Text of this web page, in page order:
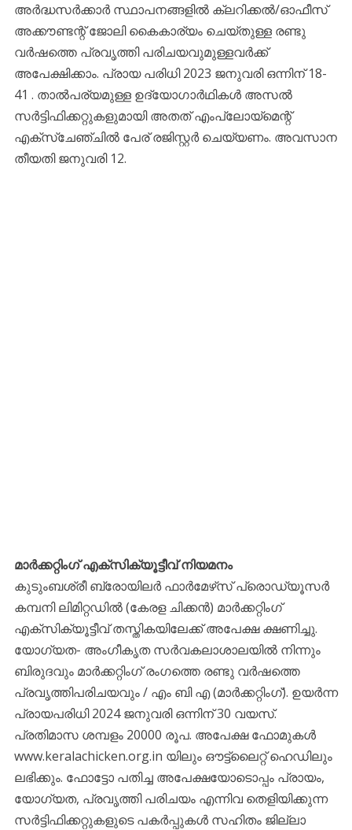
അർദ്ധസർക്കാർ സ്ഥാപനങ്ങളിൽ ക്ലറിക്കൽ/ഓഫീസ്
അക്കൗണ്ടന്റ് ജോലി കൈകാര്യം ചെയ്തുള്ള രണ്ടു
വർഷത്തെ പ്രവൃത്തി പരിചയവുമുള്ളവർക്ക്
അപേക്ഷിക്കാം. പ്രായ പരിധി 2023 ജനുവരി ഒന്നിന് 18-
41 . താൽപര്യമുള്ള ഉദ്യോഗാർഥികൾ അസൽ
സർട്ടിഫിക്കറ്റുകളുമായി അതത് എംപ്ലോയ്‌മെന്റ്
എക്‌സ്‌ചേഞ്ചിൽ പേര് രജിസ്റ്റർ ചെയ്യണം. അവസാന
തീയതി ജനുവരി 12.
മാര്‍ക്കറ്റിംഗ് എക്‌സിക്യൂട്ടീവ് നിയമനം
കുടുംബശ്രീ ബ്രോയിലര്‍ ഫാര്‍മേഴ്‌സ് പ്രൊഡ്യൂസര്‍
കമ്പനി ലിമിറ്റഡില്‍ (കേരള ചിക്കന്‍) മാര്‍ക്കറ്റിംഗ്
എക്‌സിക്യൂട്ടീവ് തസ്തികയിലേക്ക് അപേക്ഷ ക്ഷണിച്ചു.
യോഗ്യത- അംഗീകൃത സര്‍വകലാശാലയില്‍ നിന്നും
ബിരുദവും മാര്‍ക്കറ്റിംഗ് രംഗത്തെ രണ്ടു വര്‍ഷത്തെ
പ്രവൃത്തിപരിചയവും / എം ബി എ (മാര്‍ക്കറ്റിംഗ്). ഉയര്‍ന്ന
പ്രായപരിധി 2024 ജനുവരി ഒന്നിന് 30 വയസ്.
പ്രതിമാസ ശമ്പളം 20000 രൂപ. അപേക്ഷ ഫോമുകള്‍
www.keralachicken.org.in യിലും ഔട്ട്‌ലൈറ്റ് ഹെഡിലും
ലഭിക്കും. ഫോട്ടോ പതിച്ച അപേക്ഷയോടൊപ്പം പ്രായം,
യോഗ്യത, പ്രവൃത്തി പരിചയം എന്നിവ തെളിയിക്കുന്ന
സര്‍ട്ടിഫിക്കറ്റുകളുടെ പകര്‍പ്പുകള്‍ സഹിതം ജില്ലാ